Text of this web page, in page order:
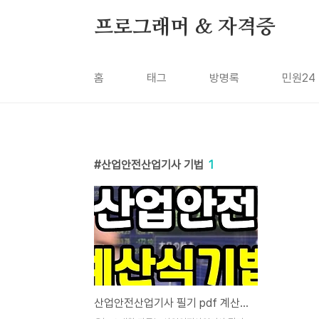
프로그래머 & 자격증
홈 태그 방명록 민원24
산업안전산업기사 기법 1
산업안전산업기사 필기 pdf 계산식 및 기법순서 암기 100 (기출문제 위주)